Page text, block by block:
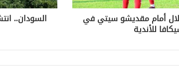
أمام مقديشو سيتي في
للأندية